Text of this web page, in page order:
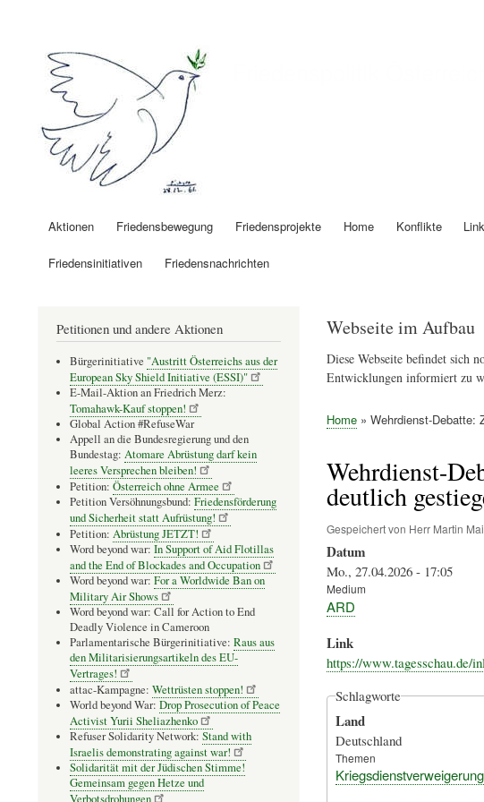
Hauptnavigation
Aktionen Friedensbewegung Friedensprojekte Home Konflikte
Friedensinitiativen Friedensnachrichten
Webseite im Aufbau
Diese Webseite befindet sich
Entwicklungen informiert zu
Home Wehrdienst-Debatte:
Wehrdienst-
deutlich
Gespeichert von Herr Martin
Datum
Mo., 27.04.2026 - 17:05
Medium
ARD
Link
https://www.tagesschau.de/
Schlagworte
Land
Deutschland
Themen
Petitionen und andere Aktionen
Bürgerinitiative "Austritt Österreichs aus der
European Sky Shield Initiative (ESSI)"
E-Mail-Aktion an Friedrich Merz:
Tomahawk-Kauf stoppen!
Global Action #RefuseWar
Appell an die Bundesregierung und den
Bundestag: Atomare Abrüstung darf kein
leeres Versprechen bleiben!
Petition: Österreich ohne Armee
Petition Versöhnungsbund: Friedensförderung
und Sicherheit statt Aufrüstung!
Petition: Abrüstung JETZT!
Word beyond war: In Support of Aid Flotillas
and the End of Blockades and Occupation
Word beyond war: For a Worldwide Ban on
Military Air Shows
Word beyond war: Call for Action to End
Deadly Violence in Cameroon
Parlamentarische Bürgerinitiative: Raus aus
den Militarisierungsartikeln des EU-
Vertrages!
attac-Kampagne: Wettrüsten stoppen!
World beyond War: Drop Prosecution of Peace
Activist Yurii Sheliazhenko
Refuser Solidarity Network: Stand with
Israelis demonstrating against war!
Solidarität mit der Jüdischen Stimme!
Gemeinsam gegen Hetze und
Verbotsdrohungen